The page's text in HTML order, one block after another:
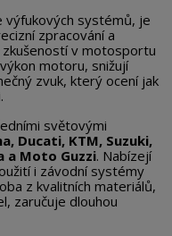
výfukových systémů, je
zpracování a
v motosportu
motoru, snižují
zvuk, který ocení jak
světovými
Ducati, KTM, Suzuki,
a Moto Guzzi. Nabízejí
i závodní systémy
z kvalitních materiálů,
zaručuje dlouhou